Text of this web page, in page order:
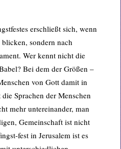
erschließt sich, wenn
sondern nach
Wer kennt nicht die
Bei dem der Größen –
von Gott damit in
Sprachen der Menschen
mehr untereinander, man
Gemeinschaft ist nicht
fest in Jerusalem ist es